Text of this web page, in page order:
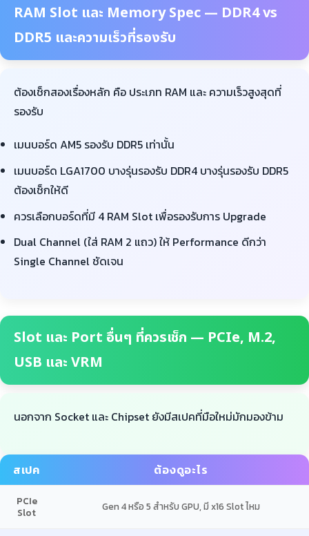
RAM Slot และ Memory Spec — DDR4 vs
DDR5 และความเร็วที่รองรับ
ต้องเช็กสองเรื่องหลัก คือ ประเภท RAM และ ความเร็วสูงสุดที่
รองรับ
เมนบอร์ด AM5 รองรับ DDR5 เท่านั้น
เมนบอร์ด LGA1700 บางรุ่นรองรับ DDR4 บางรุ่นรองรับ DDR5
ต้องเช็กให้ดี
ควรเลือกบอร์ดที่มี 4 RAM Slot เพื่อรองรับการ Upgrade
Dual Channel (ใส่ RAM 2 แถว) ให้ Performance ดีกว่า
Single Channel ชัดเจน
Slot และ Port อื่นๆ ที่ควรเช็ก — PCIe, M.2,
USB และ VRM
นอกจาก Socket และ Chipset ยังมีสเปคที่มือใหม่มักมองข้าม
สเปค ต้องดูอะไร
PCIe
Slot
Gen 4 หรือ 5 สำหรับ GPU, มี x16 Slot ไหม